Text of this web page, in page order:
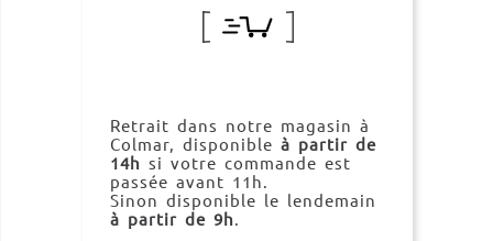
Retrait dans notre magasin à
Colmar, disponible à partir de
14h si votre commande est
passée avant 11h.
Sinon disponible le lendemain
à partir de 9h.